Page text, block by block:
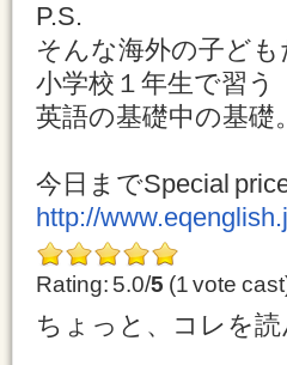
P.S.
そんな海外の子ども
小学校１年生で習う
英語の基礎中の基礎。
今日までSpecial
http://
Rating: 5.0/5 (1 vote
ちょっと、コレを